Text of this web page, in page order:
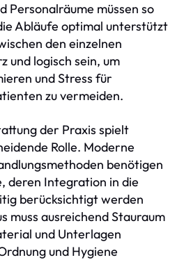
Personalräume müssen so
Abläufe optimal unterstützt
den einzelnen
und logisch sein, um
und Stress für
zu vermeiden.
der Praxis spielt
Rolle. Moderne
benötigen
deren Integration in die
berücksichtigt werden
muss ausreichend Stauraum
und Unterlagen
und Hygiene